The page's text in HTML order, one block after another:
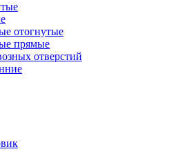
отогнутые
прямые
отверстий